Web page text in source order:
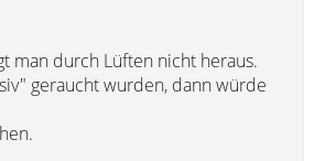
man durch Lüften nicht heraus.
geraucht wurden, dann würde